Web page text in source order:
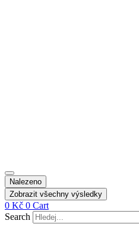
Nalezeno
Zobrazit všechny výsledky
0 Kč 0 Cart
Search